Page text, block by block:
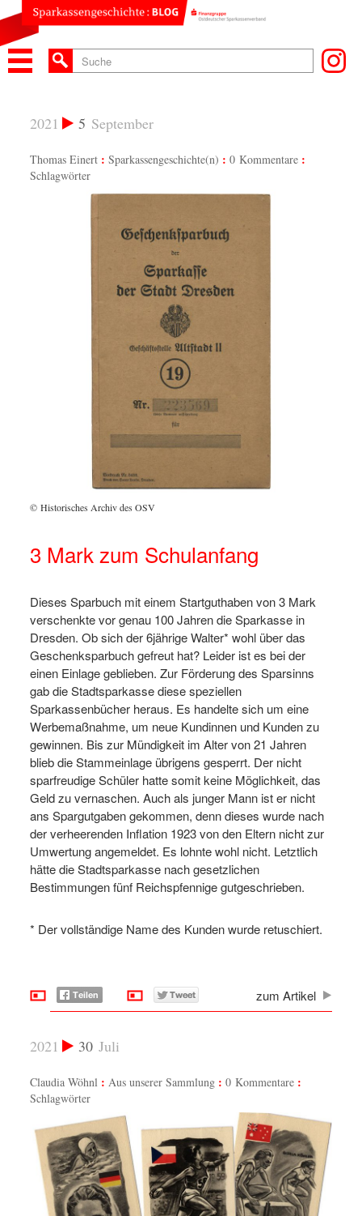
5 September
2021
Thomas Einert Sparkassengeschichte(n)
0 Kommentare
Schlagwörter
© Historisches Archiv des OSV
3 Mark zum Schulanfang
Dieses Sparbuch mit einem Startguthaben von 3 Mark
verschenkte vor genau 100 Jahren die Sparkasse in
Dresden. Ob sich der 6jährige Walter* wohl über das
Geschenksparbuch gefreut hat? Leider ist es bei der
einen Einlage geblieben. Zur Förderung des Sparsinns
gab die Stadtsparkasse diese speziellen
Sparkassenbücher heraus. Es handelte sich um eine
Werbemaßnahme, um neue Kundinnen und Kunden zu
gewinnen. Bis zur Mündigkeit im Alter von 21 Jahren
blieb die Stammeinlage übrigens gesperrt. Der nicht
sparfreudige Schüler hatte somit keine Möglichkeit, das
Geld zu vernaschen. Auch als junger Mann ist er nicht
ans Spargutgaben gekommen, denn dieses wurde nach
der verheerenden Inflation 1923 von den Eltern nicht zur
Umwertung angemeldet. Es lohnte wohl nicht. Letztlich
hätte die Stadtsparkasse nach gesetzlichen
Bestimmungen fünf Reichspfennige gutgeschrieben.
* Der vollständige Name des Kunden wurde retuschiert.
zum Artikel
30 Juli
2021
Claudia Wöhnl Aus unserer Sammlung
0 Kommentare
Schlagwörter